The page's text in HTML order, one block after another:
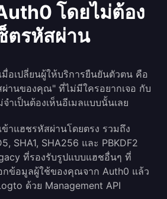
โดยไม่ต้อง
ตรหัสผ่าน
อเปลี่ยนผู้ให้บริการยืนยันตัวตน คือ
ผ่านของคุณ" ที่ไม่มีใครอยากเจอ กับ
ำเป็นต้องเห็นอีเมลแบบนั้นเลย
าแฮชรหัสผ่านโดยตรง รวมถึง
SHA1, SHA256 และ PBKDF2
ที่รองรับรูปแบบแฮชอื่นๆ ที่
กข้อมูลผู้ใช้ของคุณจาก Auth0 แล้ว
ด้วย Management API